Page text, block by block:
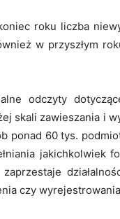
roku liczba
w przyszłym
odczyty
skali zawieszania i
ponad 60 tys.
jakichkolwiek
czy wyrejestrowania